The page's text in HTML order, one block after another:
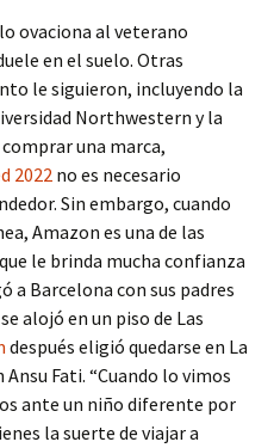
ovaciona al veterano
en el suelo. Otras
le siguieron, incluyendo la
Northwestern y la
una marca,
2022 no es necesario
Sin embargo, cuando
Amazon es una de las
le brinda mucha confianza
a Barcelona con sus padres
alojó en un piso de Las
después eligió quedarse en La
Fati. “Cuando lo vimos
ante un niño diferente por
la suerte de viajar a